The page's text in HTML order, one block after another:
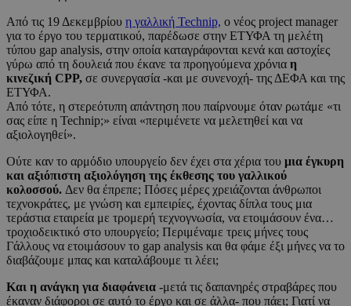
Από τις 19 Δεκεμβρίου η γαλλική Technip, ο νέος project manager
για το έργο του τερματικού, παρέδωσε στην ΕΤΥΦΑ τη μελέτη
τύπου gap analysis, στην οποία καταγράφονται κενά και αστοχίες
γύρω από τη δουλειά που έκανε τα προηγούμενα χρόνια η
κινεζική CPP, σε συνεργασία -και με συνενοχή- της ΔΕΦΑ και της
ΕΤΥΦΑ.
Από τότε, η στερεότυπη απάντηση που παίρνουμε όταν ρωτάμε «τι
σας είπε η Technip;» είναι «περιμένετε να μελετηθεί και να
αξιολογηθεί».
Ούτε καν το αρμόδιο υπουργείο δεν έχει στα χέρια του μια έγκυρη
και αξιόπιστη αξιολόγηση της έκθεσης του γαλλικού
κολοσσού. Δεν θα έπρεπε; Πόσες μέρες χρειάζονται άνθρωποι
τεχνοκράτες, με γνώση και εμπειρίες, έχοντας δίπλα τους μια
τεράστια εταιρεία με τρομερή τεχνογνωσία, να ετοιμάσουν ένα…
τροχιοδεικτικό στο υπουργείο; Περιμέναμε τρεις μήνες τους
Γάλλους να ετοιμάσουν το gap analysis και θα φάμε έξι μήνες να το
διαβάζουμε μπας και καταλάβουμε τι λέει;
Και η ανάγκη για διαφάνεια -μετά τις δαπανηρές στραβάρες που
έκαναν διάφοροι σε αυτό το έργο και σε άλλα- που πάει; Γιατί να